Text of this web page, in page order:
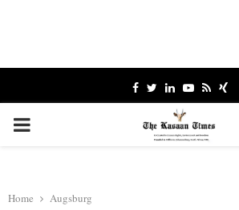
Facebook
TwitterLinkedinYoutube
Rss
PRIMARY
Home Augsburg